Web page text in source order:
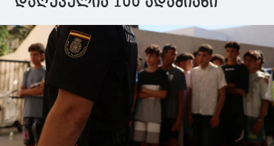
დაღუპულია 100 ადამიანი